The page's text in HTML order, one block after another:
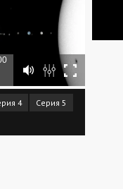
4
Серия 5